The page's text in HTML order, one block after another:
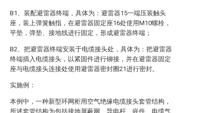
B1、装配避雷器终端，具体为：避雷器15一端压装触头
座，装上弹簧触指，在避雷器固定座16处使用M10螺栓，
平垫，弹垫、接地线进行固定，形成避雷器终端；
B2、把避雷器终端安装于电缆接头处，具体为：把避雷器
终端插入电缆接头，以紧固件进行铆接，并在避雷器固定
座与电缆接头连接处使用避雷器密封圈21进行密封。
实施例：
本例中，一种新型环网柜用空气绝缘电缆接头套管结构，
所述套管结构为包括接地屏蔽网、导电杆、嵌件、电缆气